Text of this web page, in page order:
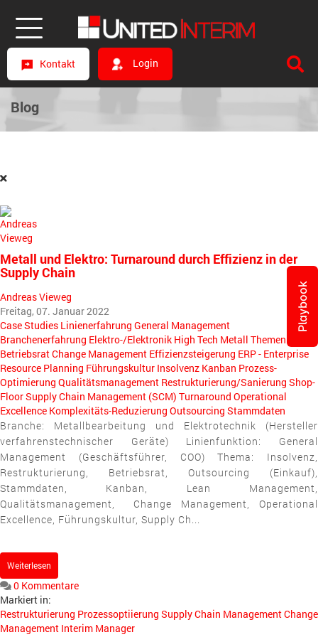
Kontakt Login
Blog
Metall und Elektro: Turnaround durch Effizienz in der
Supply Chain
Andreas Vieweg
Freitag, 07. Januar 2022
Case Studies Linienerfahrung General Management
Branchenerfahrung Elektro-/Elektronik High Tech Metall Themen
BetriebsratChange Management Effizienzsteigerung ERP - Enterprise
Resource Planning Führungskultur Insolvenz Kanban Prozess-
Optimierung Qualitätsmanagement Restrukturierung/Sanierung Shop-
FloorSupply Chain Management (SCM) Turnaround Operational
Excellence Komplexitäts-Reduzierung Outsourcing Stammdaten
Branche: Metallbearbeitung und Elektrotechnik (Hersteller
verfahrenstechnischer Geräte) Linienfunktion: General
Management (Geschäftsführer, COO) Thema: Insolvenz,
Restrukturierung, Betriebsrat, Outsourcing (Einkauf),
Stammdaten, Kanban, Lean Management,
Qualitätsmanagement, Change Management, Operational
Excellence, Führungskultur, Supply Ch...
Weiterlesen
0 Kommentare
Markiert in:
Restrukturierung Prozessoptiierung Supply Chain ManagementChange
Management Interim Manager
Playbook